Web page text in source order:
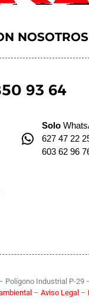
NOSOTROS
93 64
Solo
627 47 22
603 62 96
Industrial P-29
– Aviso Legal –